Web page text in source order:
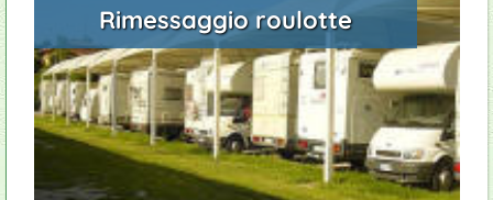
Rimessaggio roulotte